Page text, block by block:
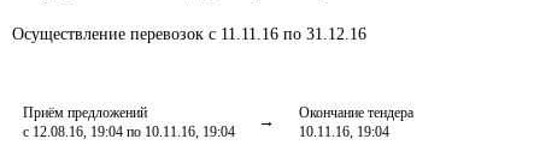
Осуществление перевозок с 11.11.16 по 31.12.16
Приём предложений
с 12.08.16, 19:04 по 10.11.16, 19:04
Окончание тендера
10.11.16, 19:04